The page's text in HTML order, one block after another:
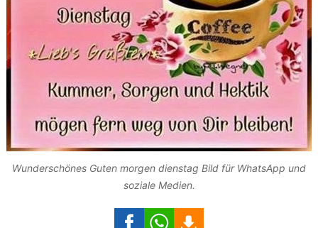
Wunderschönes Guten morgen dienstag Bild für WhatsApp und
soziale Medien.